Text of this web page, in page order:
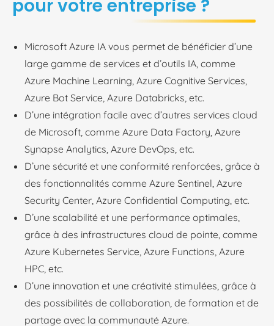
pour votre entreprise ?
Microsoft Azure IA vous permet de bénéficier d’une
large gamme de services et d’outils IA, comme
Azure Machine Learning, Azure Cognitive Services,
Azure Bot Service, Azure Databricks, etc.
D’une intégration facile avec d’autres services cloud
de Microsoft, comme Azure Data Factory, Azure
Synapse Analytics, Azure DevOps, etc.
D’une sécurité et une conformité renforcées, grâce à
des fonctionnalités comme Azure Sentinel, Azure
Security Center, Azure Confidential Computing, etc.
D’une scalabilité et une performance optimales,
grâce à des infrastructures cloud de pointe, comme
Azure Kubernetes Service, Azure Functions, Azure
HPC, etc.
D’une innovation et une créativité stimulées, grâce à
des possibilités de collaboration, de formation et de
partage avec la communauté Azure.